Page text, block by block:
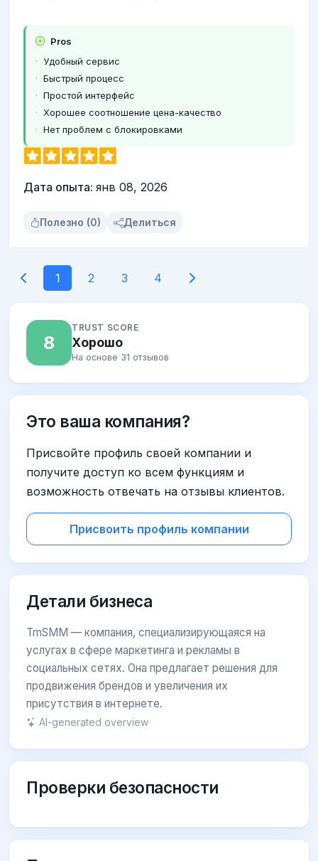
Pros
Удобный сервис
Быстрый процесс
Простой интерфейс
Хорошее соотношение цена-качество
Нет проблем с блокировками
Дата опыта: янв 08, 2026
Полезно (0) Делиться
1 2 3 4
8
TRUST SCORE
Хорошо
На основе 31 отзывов
Это ваша компания?
Присвойте профиль своей компании и
получите доступ ко всем функциям и
возможность отвечать на отзывы клиентов.
Присвоить профиль компании
Детали бизнеса
TmSMM — компания, специализирующаяся на
услугах в сфере маркетинга и рекламы в
социальных сетях. Она предлагает решения для
продвижения брендов и увеличения их
присутствия в интернете.
AI-generated overview
Проверки безопасности